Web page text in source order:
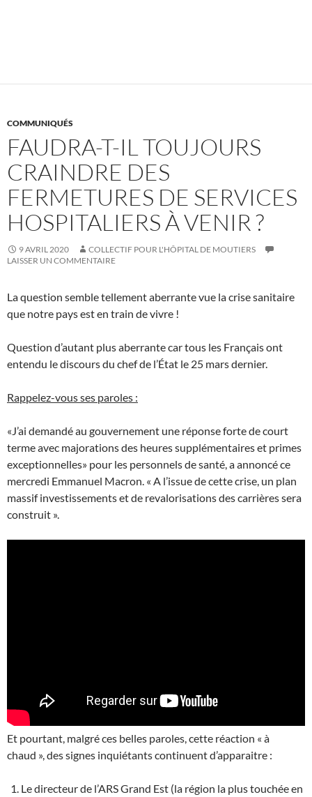
COMMUNIQUÉS
FAUDRA-T-IL TOUJOURS
CRAINDRE DES
FERMETURES DE SERVICES
HOSPITALIERS À VENIR ?
9 AVRIL 2020
COLLECTIF POUR L'HÔPITAL DE MOUTIERS
LAISSER UN COMMENTAIRE
La question semble tellement aberrante vue la crise sanitaire
que notre pays est en train de vivre !
Question d’autant plus aberrante car tous les Français ont
entendu le discours du chef de l’État le 25 mars dernier.
Rappelez-vous ses paroles :
«J’ai demandé au gouvernement une réponse forte de court
terme avec majorations des heures supplémentaires et primes
exceptionnelles» pour les personnels de santé, a annoncé ce
mercredi Emmanuel Macron. « A l’issue de cette crise, un plan
massif investissements et de revalorisations des carrières sera
construit ».
Et pourtant, malgré ces belles paroles, cette réaction « à
chaud », des signes inquiétants continuent d’apparaitre :
Le directeur de l’ARS Grand Est (la région la plus touchée en